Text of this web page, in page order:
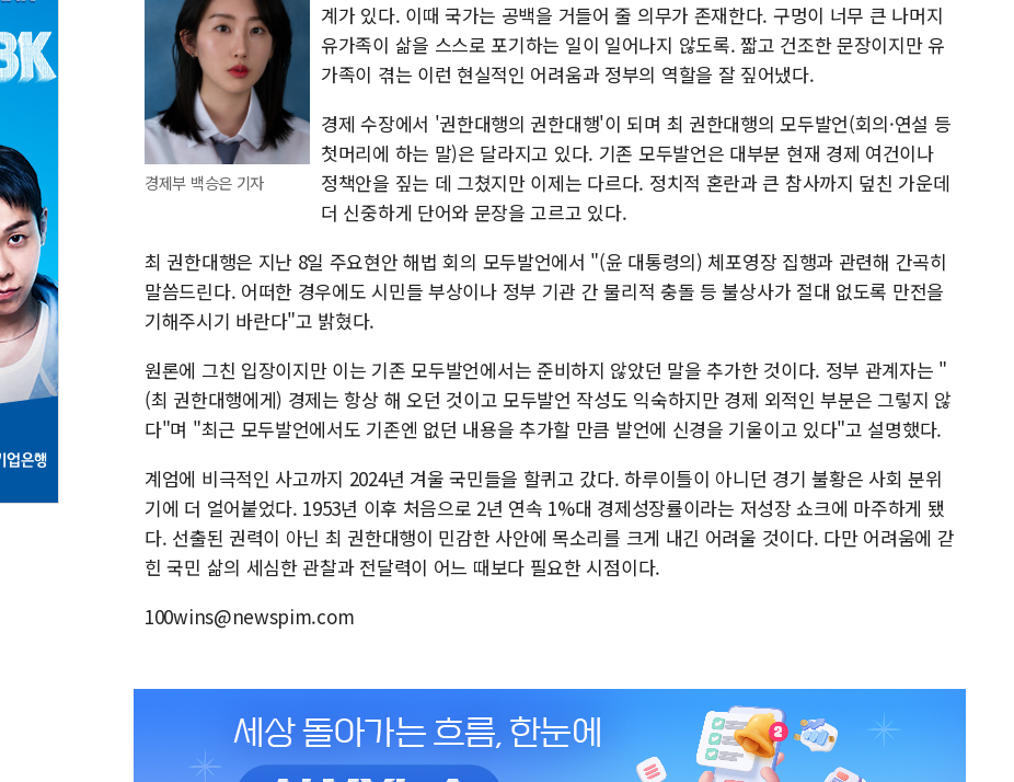
경제부 백승은 기자
계가 있다. 이때 국가는 공백을 거들어 줄 의무가 존재한다. 구멍이 너무 큰 나머지
유가족이 삶을 스스로 포기하는 일이 일어나지 않도록. 짧고 건조한 문장이지만 유
가족이 겪는 이런 현실적인 어려움과 정부의 역할을 잘 짚어냈다.
경제 수장에서 '권한대행의 권한대행'이 되며 최 권한대행의 모두발언(회의·연설 등
첫머리에 하는 말)은 달라지고 있다. 기존 모두발언은 대부분 현재 경제 여건이나
정책안을 짚는 데 그쳤지만 이제는 다르다. 정치적 혼란과 큰 참사까지 덮친 가운데
더 신중하게 단어와 문장을 고르고 있다.
최 권한대행은 지난 8일 주요현안 해법 회의 모두발언에서 "(윤 대통령의) 체포영장 집행과 관련해 간곡히
말씀드린다. 어떠한 경우에도 시민들 부상이나 정부 기관 간 물리적 충돌 등 불상사가 절대 없도록 만전을
기해주시기 바란다"고 밝혔다.
원론에 그친 입장이지만 이는 기존 모두발언에서는 준비하지 않았던 말을 추가한 것이다. 정부 관계자는 "
(최 권한대행에게) 경제는 항상 해 오던 것이고 모두발언 작성도 익숙하지만 경제 외적인 부분은 그렇지 않
다"며 "최근 모두발언에서도 기존엔 없던 내용을 추가할 만큼 발언에 신경을 기울이고 있다"고 설명했다.
계엄에 비극적인 사고까지 2024년 겨울 국민들을 할퀴고 갔다. 하루이틀이 아니던 경기 불황은 사회 분위
기에 더 얼어붙었다. 1953년 이후 처음으로 2년 연속 1%대 경제성장률이라는 저성장 쇼크에 마주하게 됐
다. 선출된 권력이 아닌 최 권한대행이 민감한 사안에 목소리를 크게 내긴 어려울 것이다. 다만 어려움에 갇
힌 국민 삶의 세심한 관찰과 전달력이 어느 때보다 필요한 시점이다.
100wins@newspim.com